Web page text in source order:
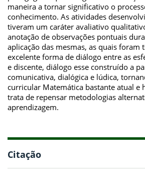
maneira a tornar significativo o
conhecimento. As atividades
tiveram um caráter avaliativo
anotação de observações pontuais
aplicação das mesmas, as quais foram
excelente forma de diálogo entre as
e discente, diálogo esse construído a
comunicativa, dialógica e lúdica,
curricular Matemática bastante atual e
trata de repensar metodologias
aprendizagem.
Citação